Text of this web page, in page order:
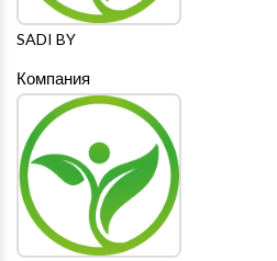
SADI BY
Компания